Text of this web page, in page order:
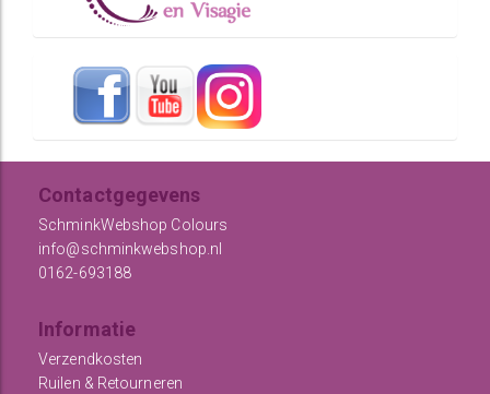
Contactgegevens
SchminkWebshop Colours
info@schminkwebshop.nl
0162-693188
Informatie
Verzendkosten
Ruilen & Retourneren